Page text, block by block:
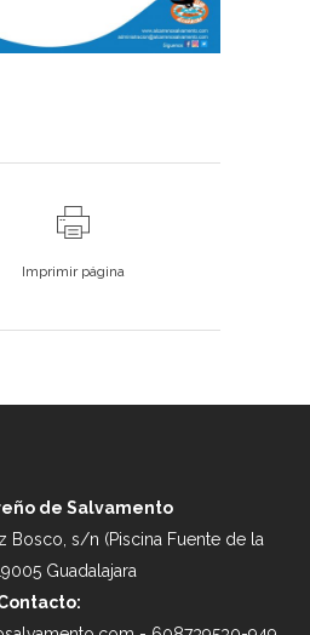
Imprimir página
de Salvamento
Bosco, s/n (Piscina Fuente de la
Guadalajara